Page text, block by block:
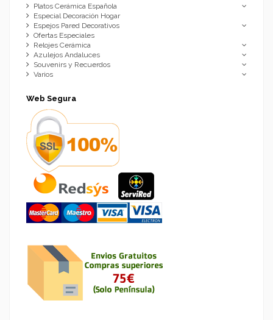
Platos Cerámica Española
Especial Decoración Hogar
Espejos Pared Decorativos
Ofertas Especiales
Relojes Cerámica
Azulejos Andaluces
Souvenirs y Recuerdos
Varios
Web Segura